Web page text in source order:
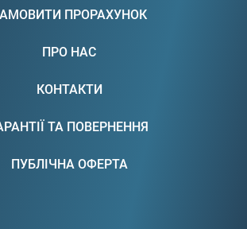
ПРОРАХУНОК
ПРО НАС
КОНТАКТИ
ТА ПОВЕРНЕННЯ
ПУБЛІЧНА ОФЕРТА